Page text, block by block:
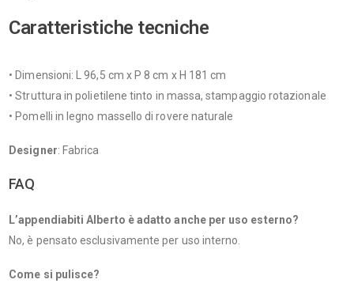
Caratteristiche tecniche
• Dimensioni: L 96,5 cm x P 8 cm x H 181 cm
• Struttura in polietilene tinto in massa, stampaggio rotazionale
• Pomelli in legno massello di rovere naturale
Designer: Fabrica
FAQ
L’appendiabiti Alberto è adatto anche per uso esterno?
No, è pensato esclusivamente per uso interno.
Come si pulisce?